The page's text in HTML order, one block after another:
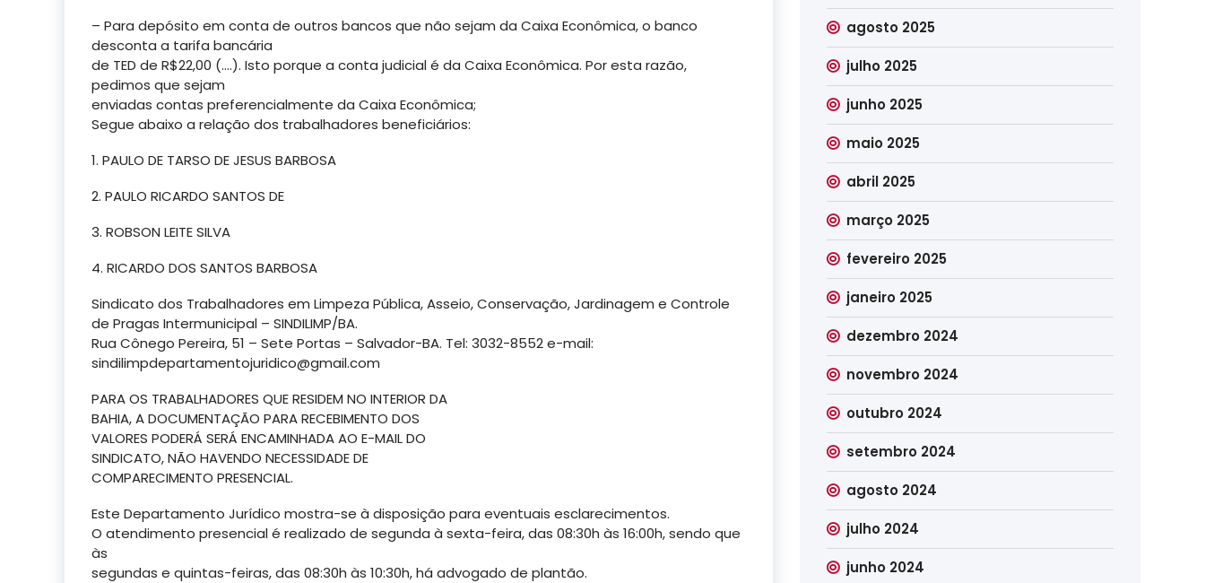
– Para depósito em conta de outros bancos que não sejam da Caixa Econômica, o banco
desconta a tarifa bancária
de TED de R$22,00 (….). Isto porque a conta judicial é da Caixa Econômica. Por esta razão,
pedimos que sejam
enviadas contas preferencialmente da Caixa Econômica;
Segue abaixo a relação dos trabalhadores beneficiários:
1. PAULO DE TARSO DE JESUS BARBOSA
2. PAULO RICARDO SANTOS DE
3. ROBSON LEITE SILVA
4. RICARDO DOS SANTOS BARBOSA
Sindicato dos Trabalhadores em Limpeza Pública, Asseio, Conservação, Jardinagem e Controle
de Pragas Intermunicipal – SINDILIMP/BA.
Rua Cônego Pereira, 51 – Sete Portas – Salvador-BA. Tel: 3032-8552 e-mail:
sindilimpdepartamentojuridico@gmail.com
PARA OS TRABALHADORES QUE RESIDEM NO INTERIOR DA
BAHIA, A DOCUMENTAÇÃO PARA RECEBIMENTO DOS
VALORES PODERÁ SERÁ ENCAMINHADA AO E-MAIL DO
SINDICATO, NÃO HAVENDO NECESSIDADE DE
COMPARECIMENTO PRESENCIAL.
Este Departamento Jurídico mostra-se à disposição para eventuais esclarecimentos.
O atendimento presencial é realizado de segunda à sexta-feira, das 08:30h às 16:00h, sendo que
às
segundas e quintas-feiras, das 08:30h às 10:30h, há advogado de plantão.
agosto 2025
julho 2025
junho 2025
maio 2025
abril 2025
março 2025
fevereiro 2025
janeiro 2025
dezembro 2024
novembro 2024
outubro 2024
setembro 2024
agosto 2024
julho 2024
junho 2024